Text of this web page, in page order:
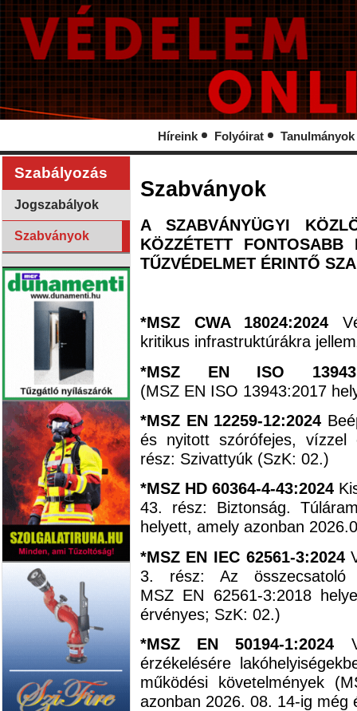
Híreink Folyóirat Tanulmányok
Szabályozás
Jogszabályok
Szabványok
Szabványok
A SZABVÁNYÜGYI
KÖZZÉTETT FONTOSABB
TŰZVÉDELMET ÉRINTŐ
*MSZ CWA 18024:2024
kritikus infrastruktúrákra
*MSZ EN ISO
(MSZ EN ISO 13943:2017
*MSZ EN 12259-12:2024
és nyitott szórófejes, vízzel
rész: Szivattyúk (SzK: 02.)
*MSZ HD 60364-4-43:2024
43. rész: Biztonság.
helyett, amely azonban
*MSZ EN IEC 62561-3:2024
3. rész: Az összecsatoló
MSZ EN 62561‐3:2018
érvényes; SzK: 02.)
*MSZ EN 50194-1:2024
érzékelésére
működési követelmények
azonban 2026. 08. 14-ig még